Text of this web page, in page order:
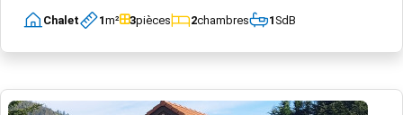
Chalet 1m² 3pièces 2chambres 1SdB